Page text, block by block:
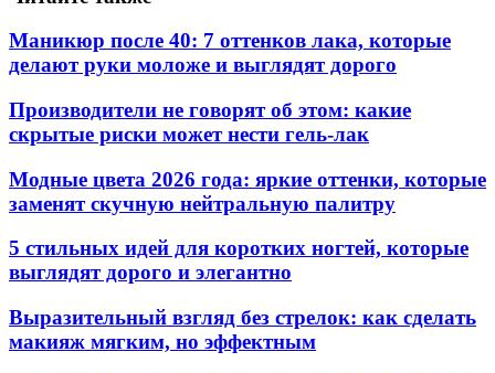
Маникюр после 40: 7 оттенков лака, которые
делают руки моложе и выглядят дорого
Производители не говорят об этом: какие
скрытые риски может нести гель-лак
Модные цвета 2026 года: яркие оттенки, которые
заменят скучную нейтральную палитру
5 стильных идей для коротких ногтей, которые
выглядят дорого и элегантно
Выразительный взгляд без стрелок: как сделать
макияж мягким, но эффектным